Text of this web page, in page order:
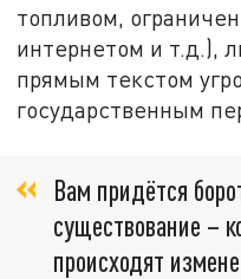
топливом,
интернетом и т.д.),
прямым текстом
государственным
Вам придётся
существование –
происходят